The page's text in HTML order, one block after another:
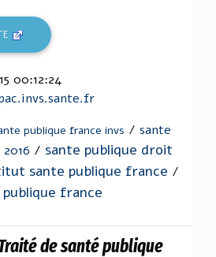
00:12:24
publique france invs / sante
/ sante publique droit
sante publique france /
france
de santé publique